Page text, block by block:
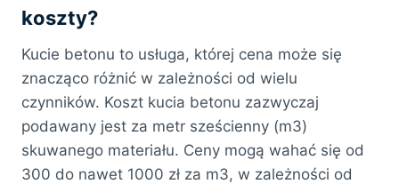
koszty?
Kucie betonu to usługa, której cena może się
znacząco różnić w zależności od wielu
czynników. Koszt kucia betonu zazwyczaj
podawany jest za metr sześcienny (m3)
skuwanego materiału. Ceny mogą wahać się od
300 do nawet 1000 zł za m3, w zależności od